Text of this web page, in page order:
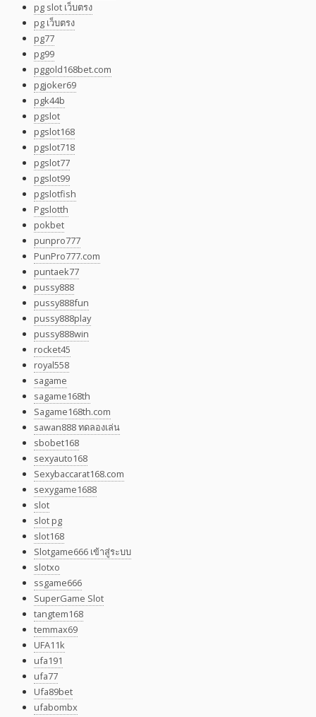
pg slot เว็บตรง
pg เว็บตรง
pg77
pg99
pggold168bet.com
pgjoker69
pgk44b
pgslot
pgslot168
pgslot718
pgslot77
pgslot99
pgslotfish
Pgslotth
pokbet
punpro777
PunPro777.com
puntaek77
pussy888
pussy888fun
pussy888play
pussy888win
rocket45
royal558
sagame
sagame168th
Sagame168th.com
sawan888 ทดลองเล่น
sbobet168
sexyauto168
Sexybaccarat168.com
sexygame1688
slot
slot pg
slot168
Slotgame666 เข้าสู่ระบบ
slotxo
ssgame666
SuperGame Slot
tangtem168
temmax69
UFA11k
ufa191
ufa77
Ufa89bet
ufabombx